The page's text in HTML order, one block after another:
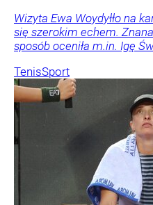
Wizyta Ewa Woydyłło na
się szerokim echem.
sposób oceniła m.in. Igę
TenisSport